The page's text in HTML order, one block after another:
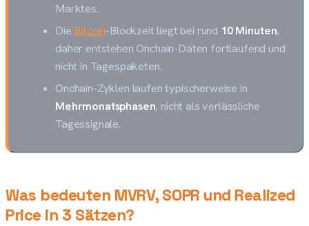
Marktes.
Die Bitcoin-Blockzeit liegt bei rund 10 Minuten,
daher entstehen Onchain-Daten fortlaufend und
nicht in Tagespaketen.
Onchain-Zyklen laufen typischerweise in
Mehrmonatsphasen, nicht als verlässliche
Tagessignale.
Was bedeuten MVRV, SOPR und Realized
Price in 3 Sätzen?